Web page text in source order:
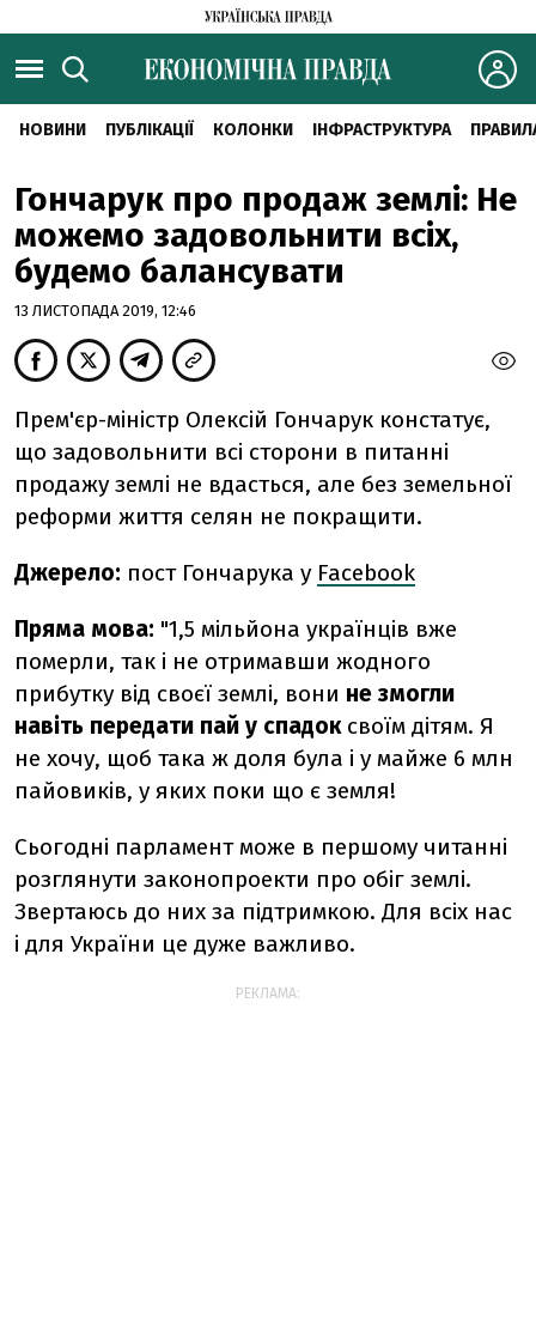
НОВИНИ ПУБЛІКАЦІЇ КОЛОНКИ ІНФРАСТРУКТУРА
Гончарук про продаж землі: Не
можемо задовольнити всіх,
будемо балансувати
13 ЛИСТОПАДА 2019, 12:46
Прем'єр-міністр Олексій Гончарук констатує,
що задовольнити всі сторони в питанні
продажу землі не вдасться, але без земельної
реформи життя селян не покращити.
Джерело: пост Гончарука у Facebook
Пряма мова: "1,5 мільйона українців вже
померли, так і не отримавши жодного
прибутку від своєї землі, вони не змогли
навіть передати пай у спадоксвоїм дітям. Я
не хочу, щоб така ж доля була і у майже 6 млн
пайовиків, у яких поки що є земля!
Сьогодні парламент може в першому читанні
розглянути законопроекти про обіг землі.
Звертаюсь до них за підтримкою. Для всіх нас
і для України це дуже важливо.
РЕКЛАМА: